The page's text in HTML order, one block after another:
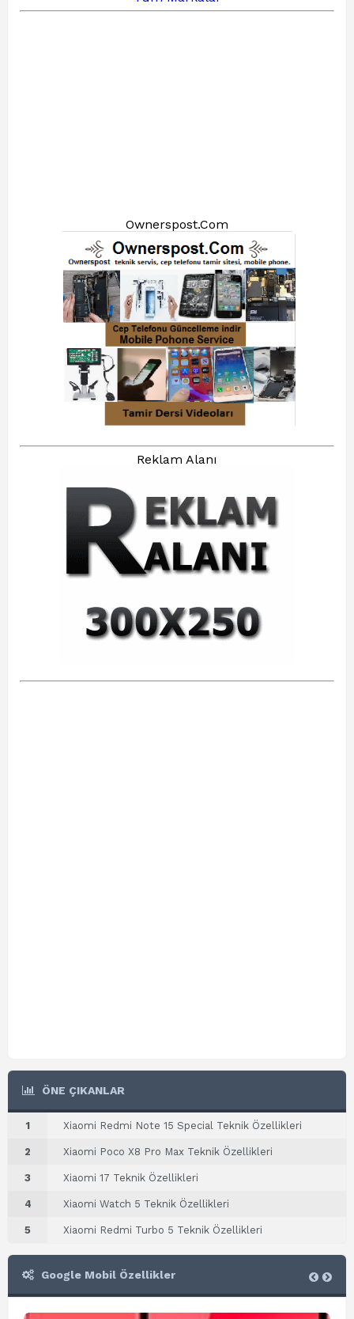
Ownerspost.Com
Reklam Alanı
ÖNE ÇIKANLAR
1 Xiaomi Redmi Note 15 Special Teknik Özellikleri
2 Xiaomi Poco X8 Pro Max Teknik Özellikleri
3 Xiaomi 17 Teknik Özellikleri
4 Xiaomi Watch 5 Teknik Özellikleri
5 Xiaomi Redmi Turbo 5 Teknik Özellikleri
Google Mobil Özellikler